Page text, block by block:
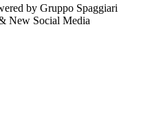
by Gruppo Spaggiari
New Social Media